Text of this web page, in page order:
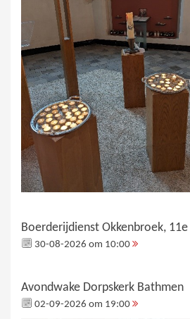
Boerderijdienst Okkenbroek,
30-08-2026 om 10:00
Avondwake Dorpskerk Bathmen
02-09-2026 om 19:00